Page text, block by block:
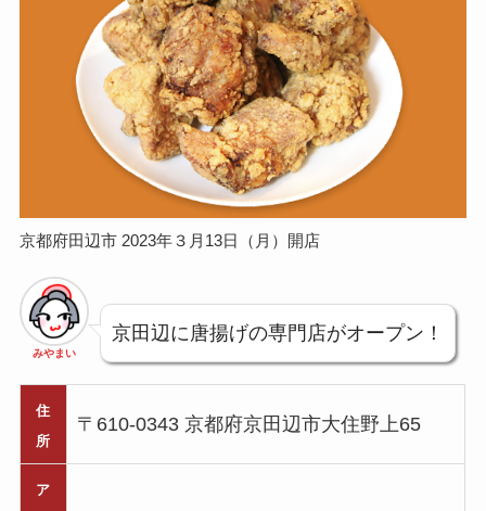
京都府田辺市 2023年３月13日（月）開店
みやまい
京田辺に唐揚げの専門店がオープン！
住
所
〒610-0343 京都府京田辺市大住野上65
ア